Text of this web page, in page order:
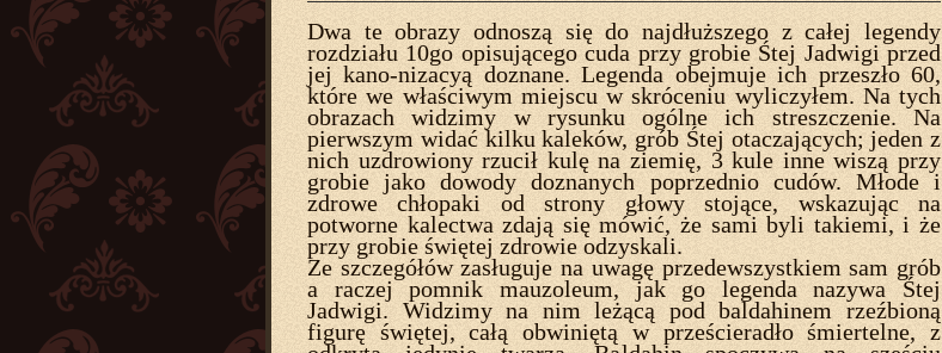
Dwa te obrazy odnoszą się do najdłuższego z całej legendy
rozdziału 10go opisującego cuda przy grobie Śtej Jadwigi przed
jej kano-nizacyą doznane. Legenda obejmuje ich przeszło 60,
które we właściwym miejscu w skróceniu wyliczyłem. Na tych
obrazach widzimy w rysunku ogólne ich streszczenie. Na
pierwszym widać kilku kaleków, grób Śtej otaczających; jeden z
nich uzdrowiony rzucił kulę na ziemię, 3 kule inne wiszą przy
grobie jako dowody doznanych poprzednio cudów. Młode i
zdrowe chłopaki od strony głowy stojące, wskazując na
potworne kalectwa zdają się mówić, że sami byli takiemi, i że
przy grobie świętej zdrowie odzyskali.
Ze szczegółów zasługuje na uwagę przedewszystkiem sam grób
a raczej pomnik mauzoleum, jak go legenda nazywa Śtej
Jadwigi. Widzimy na nim leżącą pod baldahinem rzeźbioną
figurę świętej, całą obwiniętą w prześcieradło śmiertelne, z